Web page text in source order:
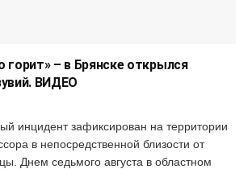
горит» – в Брянске открылся
ВИДЕО
инцидент зафиксирован на территории
в непосредственной близости от
Днем седьмого августа в областном